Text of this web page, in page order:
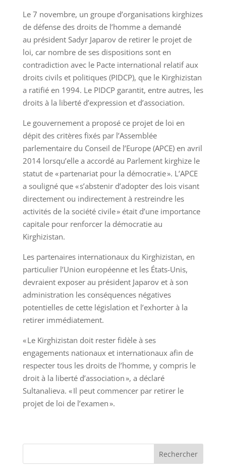
Le 7 novembre, un groupe d’organisations kirghizes
de défense des droits de l’homme a demandé
au président Sadyr Japarov de retirer le projet de
loi, car nombre de ses dispositions sont en
contradiction avec le Pacte international relatif aux
droits civils et politiques (PIDCP), que le Kirghizistan
a ratifié en 1994. Le PIDCP garantit, entre autres, les
droits à la liberté d’expression et d’association.
Le gouvernement a proposé ce projet de loi en
dépit des critères fixés par l’Assemblée
parlementaire du Conseil de l’Europe (APCE) en avril
2014 lorsqu’elle a accordé au Parlement kirghize le
statut de « partenariat pour la démocratie ». L’APCE
a souligné que « s’abstenir d’adopter des lois visant
directement ou indirectement à restreindre les
activités de la société civile » était d’une importance
capitale pour renforcer la démocratie au
Kirghizistan.
Les partenaires internationaux du Kirghizistan, en
particulier l’Union européenne et les États-Unis,
devraient exposer au président Japarov et à son
administration les conséquences négatives
potentielles de cette législation et l’exhorter à la
retirer immédiatement.
« Le Kirghizistan doit rester fidèle à ses
engagements nationaux et internationaux afin de
respecter tous les droits de l’homme, y compris le
droit à la liberté d’association », a déclaré
Sultanalieva. « Il peut commencer par retirer le
projet de loi de l’examen ».